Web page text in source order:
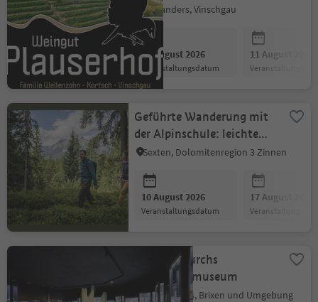
Plauserhof in Kortsch
Schlanders, Vinschgau
10 August 2026
Veranstaltungsdatum
11 August 2026
Geführte Wanderung mit
der Alpinschule: leichte
Einstiegswanderung
Sexten, Dolomitenregion 3 Zinnen
10 August 2026
Veranstaltungsdatum
17 August 2026
Führung durchs
Mineralienmuseum
Natz-Schabs, Brixen und Umgebung